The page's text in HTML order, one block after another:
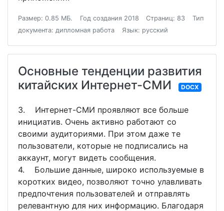
Размер: 0.85 МБ. Год создания 2018 Страниц: 83
Тип
документа: дипломная работа
Язык: русский
Основные тенденции развития
китайских Интернет-СМИ
DOCX
3. Интернет-СМИ проявляют все больше
инициатив. Очень активно работают со
своими аудиториями. При этом даже те
пользователи, которые не подписались на
аккаунт, могут видеть сообщения.
4. Большие данные, широко используемые в
коротких видео, позволяют точно улавливать
предпочтения пользователей и отправлять
релевантную для них информацию. Благодаря